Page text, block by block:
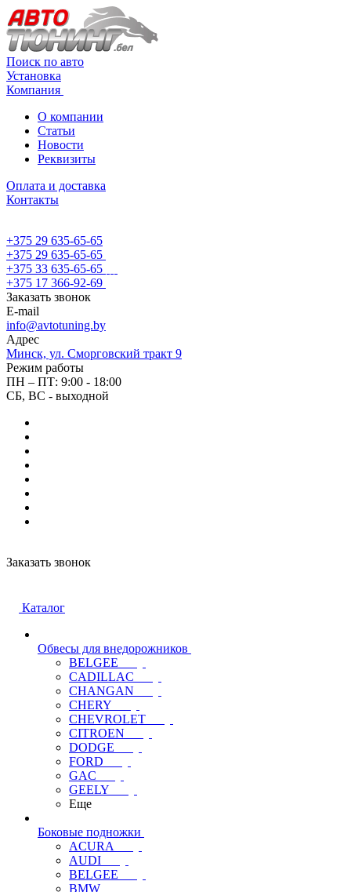
Поиск по авто
Установка
Компания
О компании
Статьи
Новости
Реквизиты
Оплата и доставка
Контакты
+375 29 635-65-65
+375 29 635-65-65
+375 33 635-65-65
+375 17 366-92-69
Заказать звонок
E-mail
info@avtotuning.by
Адрес
Минск, ул. Сморговский тракт 9
Режим работы
ПН – ПТ: 9:00 - 18:00
СБ, ВС - выходной
Заказать звонок
Каталог
Обвесы для внедорожников
BELGEE
CADILLAC
CHANGAN
CHERY
CHEVROLET
CITROEN
DODGE
FORD
GAC
GEELY
Еще
Боковые подножки
ACURA
AUDI
BELGEE
BMW